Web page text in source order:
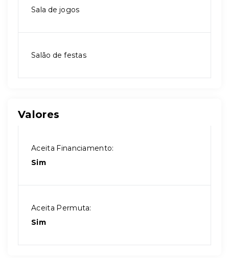
Sala de jogos
Salão de festas
Valores
Aceita Financiamento:
Sim
Aceita Permuta:
Sim